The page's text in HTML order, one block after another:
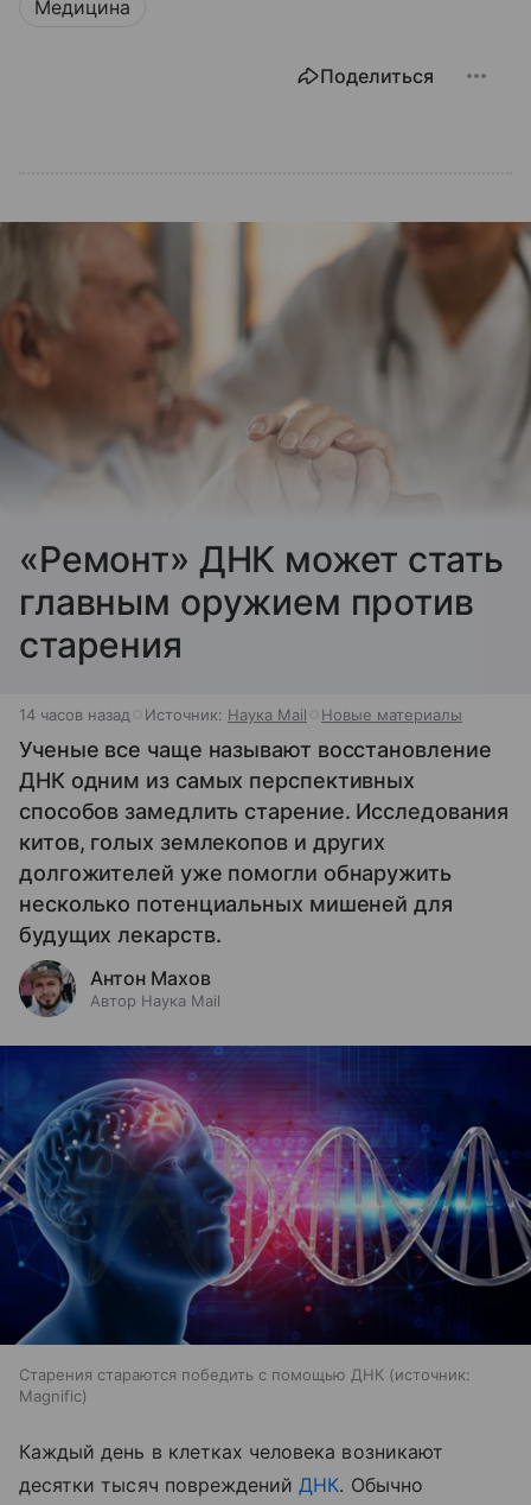
Медицина
Поделиться
«Ремонт» ДНК может стать
главным оружием против
старения
14 часов назад Источник: Наука Mail Новые материалы
Ученые все чаще называют восстановление
ДНК одним из самых перспективных
способов замедлить старение. Исследования
китов, голых землекопов и других
долгожителей уже помогли обнаружить
несколько потенциальных мишеней для
будущих лекарств.
Антон Махов
Автор Наука Mail
Старения стараются победить с помощью ДНК
источник:
Magnific
Каждый день в клетках человека возникают
десятки тысяч поврежденийДНК. Обычно